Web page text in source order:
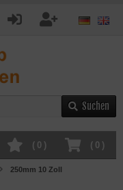
Suchen
( 0 )
( 0 )
250mm 10 Zoll